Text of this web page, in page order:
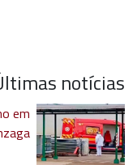
notícias
em